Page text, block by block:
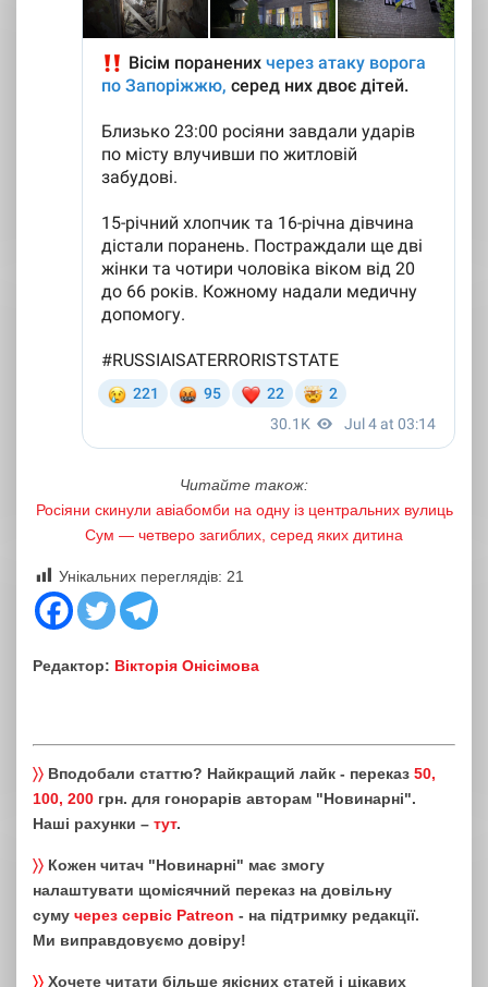
Читайте також:
Росіяни скинули авіабомби на одну із центральних вулиць
Сум — четверо загиблих, серед яких дитина
Унікальних переглядів: 21
Редактор: Вікторія Онісімова
〉〉 Вподобали статтю? Найкращий лайк - переказ 50,
100, 200 грн. для гонорарів авторам "Новинарні".
Наші рахунки – тут.
〉〉 Кожен читач "Новинарні" має змогу
налаштувати щомісячний переказ на довільну
суму через сервіс Patreon - на підтримку редакції.
Ми виправдовуємо довіру!
〉〉 Хочете читати більше якісних статей і цікавих